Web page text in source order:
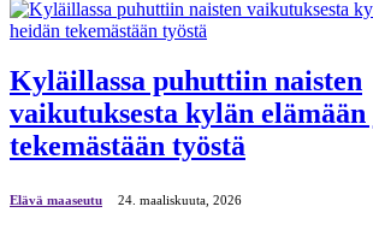
Kyläillassa puhuttiin naisten
vaikutuksesta kylän
tekemästään työstä
Elävä maaseutu 24. maaliskuuta, 2026